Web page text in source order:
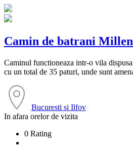
Camin de batrani
Caminul functioneaza intr-o vila dispusa
cu un total de 35 paturi, unde sunt
Bucuresti si Ilfov
In afara orelor de vizita
0 Rating